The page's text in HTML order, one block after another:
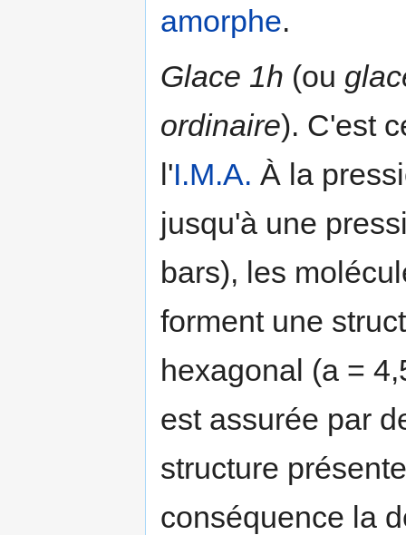
amorphe.
Glace 1h (ou
ordinaire). C'est
l'I.M.A. À la
jusqu'à une
bars), les
forment une
hexagonal (a =
est assurée par
structure
conséquence la